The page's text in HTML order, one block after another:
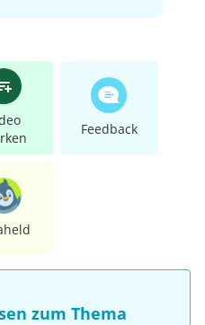
Feedback
zum Thema